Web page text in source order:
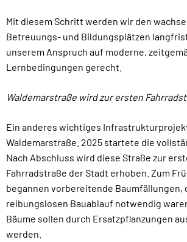
Mit diesem Schritt werden wir den
Betreuungs- und Bildungsplätzen
unserem Anspruch auf moderne,
Lernbedingungen gerecht.
Waldemarstraße wird zur ersten
Ein anderes wichtiges
Waldemarstraße. 2025 startete die
Nach Abschluss wird diese Straße zur
Fahrradstraße der Stadt erhoben. Zum
begannen vorbereitende Baumfällungen,
reibungslosen Bauablauf notwendig
Bäume sollen durch Ersatzpflanzungen
werden.